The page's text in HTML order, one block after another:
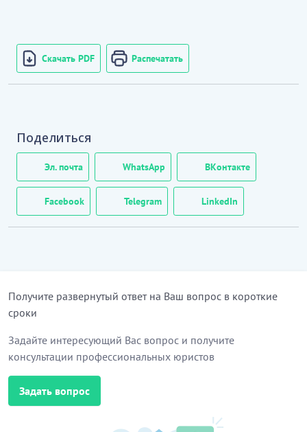
Скачать PDF Распечатать
Поделиться
Эл. почта WhatsApp ВКонтакте
Facebook Telegram LinkedIn
Получите развернутый ответ на Ваш вопрос в короткие
сроки
Задайте интересующий Вас вопрос и получите
консультации профессиональных юристов
Задать вопрос